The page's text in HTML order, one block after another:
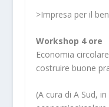
>Impresa per il
Workshop 4 ore
Economia
costruire buone
(A cura di A Sud,